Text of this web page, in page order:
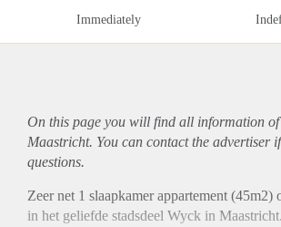
Immediately
On this page you will find all information
Maastricht. You can contact the advertiser
questions.
Zeer net 1 slaapkamer appartement (45m2)
in het geliefde stadsdeel Wyck in